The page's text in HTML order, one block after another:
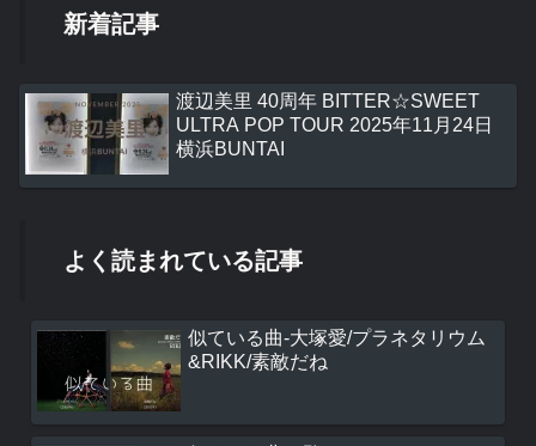
新着記事
渡辺美里 40周年 BITTER☆SWEET
ULTRA POP TOUR 2025年11月24日
横浜BUNTAI
よく読まれている記事
似ている曲-大塚愛/プラネタリウム
&RIKK/素敵だね